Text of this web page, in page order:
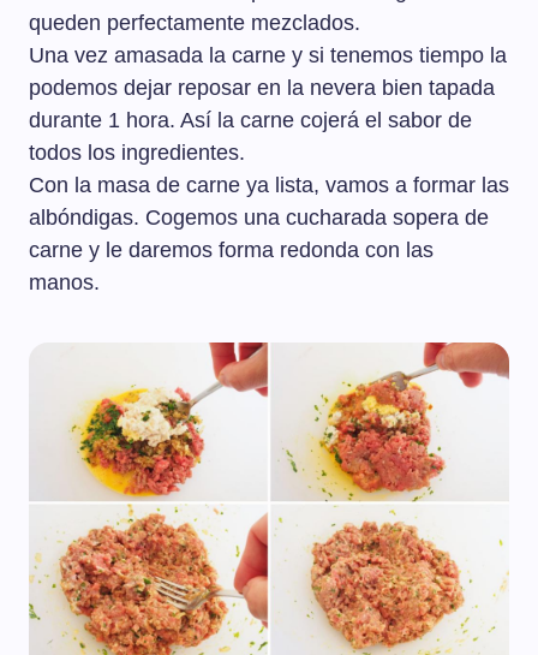
queden perfectamente mezclados.
Una vez amasada la carne y si tenemos tiempo la
podemos dejar reposar en la nevera bien tapada
durante 1 hora. Así la carne cojerá el sabor de
todos los ingredientes.
Con la masa de carne ya lista, vamos a formar las
albóndigas. Cogemos una cucharada sopera de
carne y le daremos forma redonda con las
manos.